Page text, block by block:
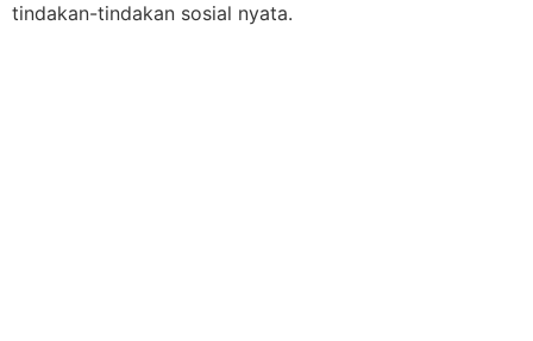
tindakan-tindakan sosial nyata.